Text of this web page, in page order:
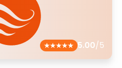
5.00/5